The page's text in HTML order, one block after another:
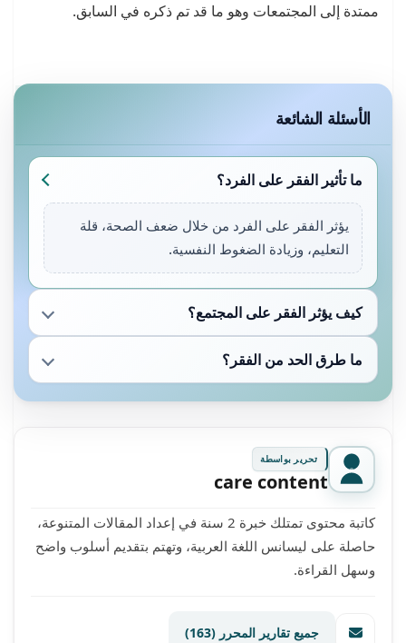
ممتدة إلى المجتمعات وهو ما قد تم ذكره في السابق.
الأسئلة الشائعة
ما تأثير الفقر على الفرد؟
يؤثر الفقر على الفرد من خلال ضعف الصحة، قلة
التعليم، وزيادة الضغوط النفسية.
كيف يؤثر الفقر على المجتمع؟
ما طرق الحد من الفقر؟
تحرير بواسطة
care content
كاتبة محتوى تمتلك خبرة 2 سنة في إعداد المقالات المتنوعة،
حاصلة على ليسانس اللغة العربية، وتهتم بتقديم أسلوب واضح
وسهل القراءة.
جميع تقارير المحرر (163)